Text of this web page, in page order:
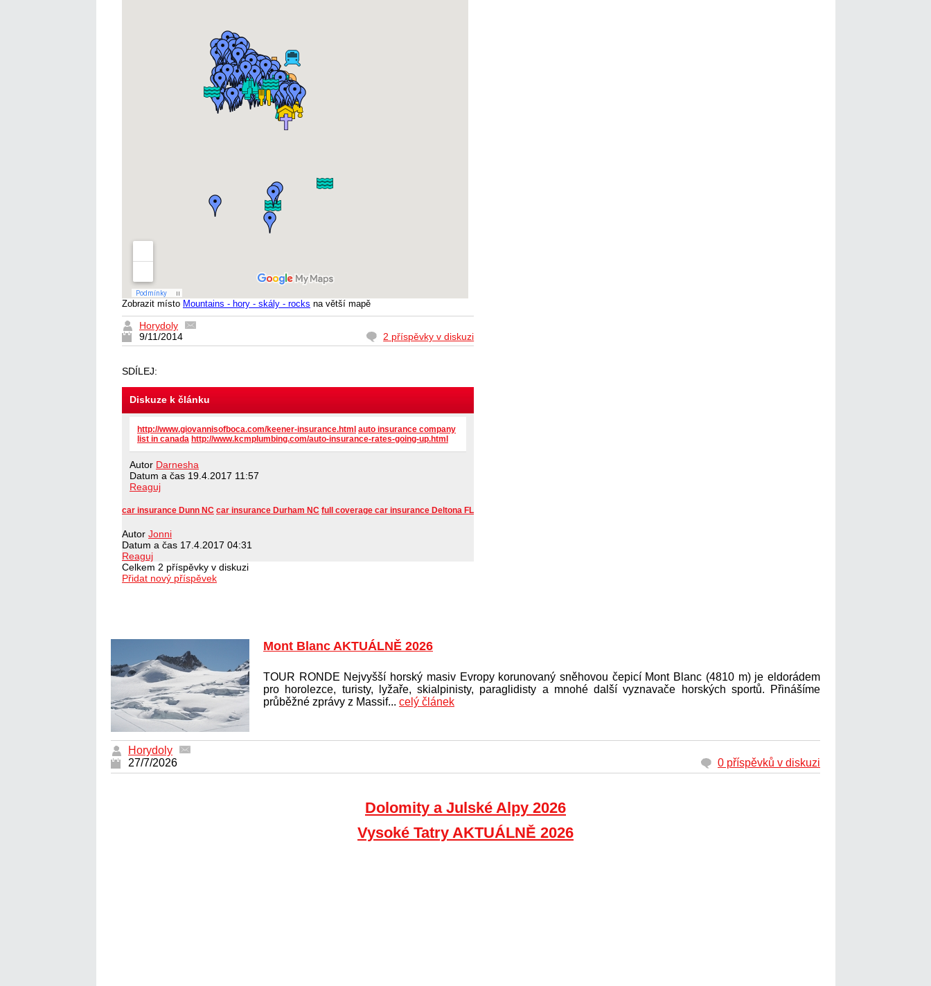
Zobrazit místo Mountains - hory - skály - rocks na větší mapě
Horydoly
9/11/2014
2 příspěvky v diskuzi
SDÍLEJ:
Diskuze k článku
http://www.giovannisofboca.com/keener-insurance.html auto insurance company
list in canada http://www.kcmplumbing.com/auto-insurance-rates-going-up.html
Autor Darnesha
Datum a čas 19.4.2017 11:57
Reaguj
car insurance Dunn NC car insurance Durham NC full coverage car insurance Deltona FL
Autor Jonni
Datum a čas 17.4.2017 04:31
Reaguj
Celkem 2 příspěvky v diskuzi
Přidat nový příspěvek
Mont Blanc AKTUÁLNĚ 2026
TOUR RONDE Nejvyšší horský masiv Evropy korunovaný sněhovou čepicí Mont Blanc (4810 m) je eldorádem
pro horolezce, turisty, lyžaře, skialpinisty, paraglidisty a mnohé další vyznavače horských sportů. Přinášíme
průběžné zprávy z Massif... celý článek
Horydoly
27/7/2026
0 příspěvků v diskuzi
Dolomity a Julské Alpy 2026
Vysoké Tatry AKTUÁLNĚ 2026